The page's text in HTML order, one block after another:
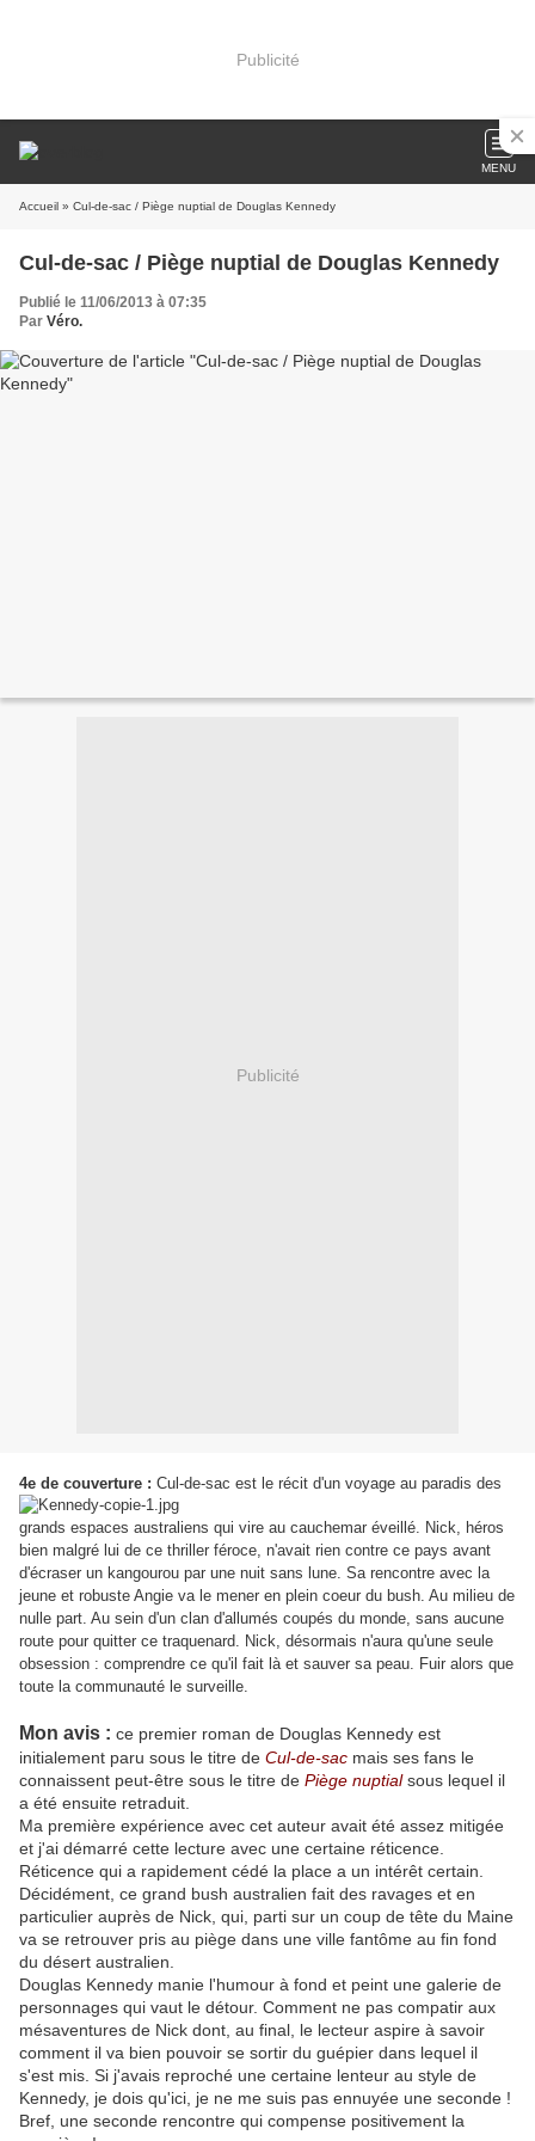
Publicité
MENU
Accueil » Cul-de-sac / Piège nuptial de Douglas Kennedy
Cul-de-sac / Piège nuptial de Douglas Kennedy
Publié le 11/06/2013 à 07:35
Par Véro.
Publicité
4e de couverture : Cul-de-sac est le récit d'un voyage au paradis des
grands espaces australiens qui vire au cauchemar éveillé. Nick, héros
bien malgré lui de ce thriller féroce, n'avait rien contre ce pays avant
d'écraser un kangourou par une nuit sans lune. Sa rencontre avec la
jeune et robuste Angie va le mener en plein coeur du bush. Au milieu de
nulle part. Au sein d'un clan d'allumés coupés du monde, sans aucune
route pour quitter ce traquenard. Nick, désormais n'aura qu'une seule
obsession : comprendre ce qu'il fait là et sauver sa peau. Fuir alors que
toute la communauté le surveille.
Mon avis : ce premier roman de Douglas Kennedy est
initialement paru sous le titre de Cul-de-sac mais ses fans le
connaissent peut-être sous le titre de Piège nuptialsous lequel il
a été ensuite retraduit.
Ma première expérience avec cet auteur avait été assez mitigée
et j'ai démarré cette lecture avec une certaine réticence.
Réticence qui a rapidement cédé la place a un intérêt certain.
Décidément, ce grand bush australien fait des ravages et en
particulier auprès de Nick, qui, parti sur un coup de tête du Maine
va se retrouver pris au piège dans une ville fantôme au fin fond
du désert australien.
Douglas Kennedy manie l'humour à fond et peint une galerie de
personnages qui vaut le détour. Comment ne pas compatir aux
mésaventures de Nick dont, au final, le lecteur aspire à savoir
comment il va bien pouvoir se sortir du guépier dans lequel il
s'est mis. Si j'avais reproché une certaine lenteur au style de
Kennedy, je dois qu'ici, je ne me suis pas ennuyée une seconde !
Bref, une seconde rencontre qui compense positivement la